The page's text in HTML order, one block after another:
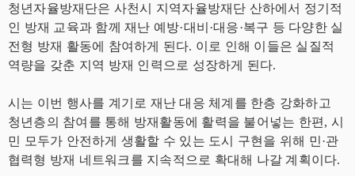
청년자율방재단은 사천시 지역자율방재단 산하에서 정기적
인 방재 교육과 함께 재난 예방·대비·대응·복구 등 다양한 실
전형 방재 활동에 참여하게 된다. 이로 인해 이들은 실질적
역량을 갖춘 지역 방재 인력으로 성장하게 된다.
시는 이번 행사를 계기로 재난 대응 체계를 한층 강화하고
청년층의 참여를 통해 방재활동에 활력을 불어넣는 한편, 시
민 모두가 안전하게 생활할 수 있는 도시 구현을 위해 민·관
협력형 방재 네트워크를 지속적으로 확대해 나갈 계획이다.